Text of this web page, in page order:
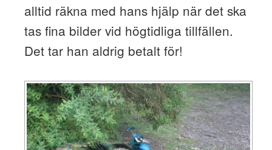
alltid räkna med hans hjälp när det ska
tas fina bilder vid högtidliga tillfällen.
Det tar han aldrig betalt för!